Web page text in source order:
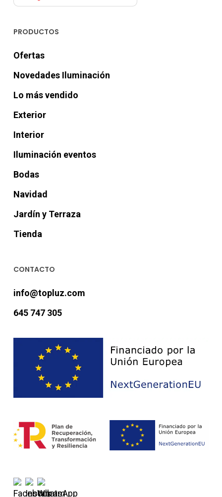
PRODUCTOS
Ofertas
Novedades Iluminación
Lo más vendido
Exterior
Interior
Iluminación eventos
Bodas
Navidad
Jardín y Terraza
Tienda
CONTACTO
info@topluz.com
645 747 305